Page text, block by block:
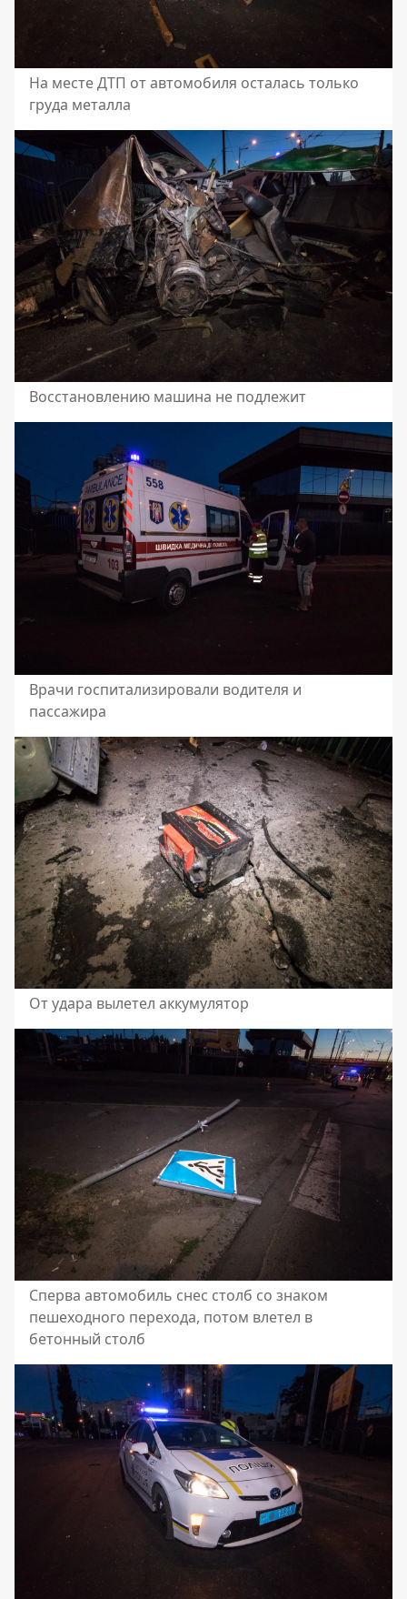
На месте ДТП от автомобиля осталась только
груда металла
Восстановлению машина не подлежит
Врачи госпитализировали водителя и
пассажира
От удара вылетел аккумулятор
Сперва автомобиль снес столб со знаком
пешеходного перехода, потом влетел в
бетонный столб